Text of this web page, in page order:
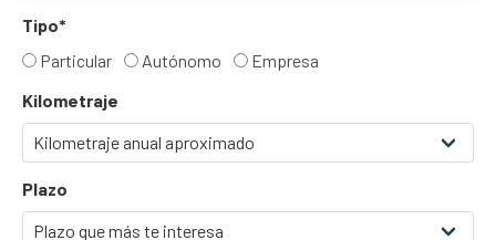
Tipo*
Particular
Autónomo
Empresa
Kilometraje
Plazo